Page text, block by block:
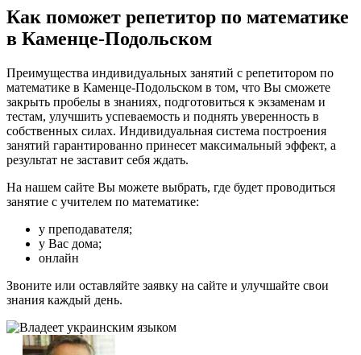
Как поможет репетитор по математике
в Каменце-Подольском
Преимущества индивидуальных занятий с репетитором по
математике в Каменце-Подольском в том, что Вы сможете
закрыть пробелы в знаниях, подготовиться к экзаменам и
тестам, улучшить успеваемость и поднять уверенность в
собственных силах. Индивидуальная система построения
занятий гарантированно принесет максимальный эффект, а
результат не заставит себя ждать.
На нашем сайте Вы можете выбрать, где будет проводиться
занятие с учителем по математике:
у преподавателя;
у Вас дома;
онлайн
Звоните или оставляйте заявку на сайте и улучшайте свои
знания каждый день.